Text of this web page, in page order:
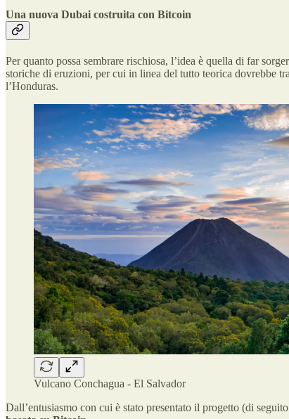
Una nuova Dubai costruita con Bitcoin
Per quanto possa sembrare rischiosa, l’idea è quella di far
storiche di eruzioni, per cui in linea del tutto teorica dovrebbe
l’Honduras.
Vulcano Conchagua - El Salvador
Dall’entusiasmo con cui è stato presentato il progetto (di